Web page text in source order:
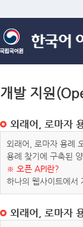
개발 지원
외래어, 로마자
외래어, 로마자 용례
용례 찾기에 구축된
※ 오픈 API란?
하나의 웹사이트에서
외래어, 로마자